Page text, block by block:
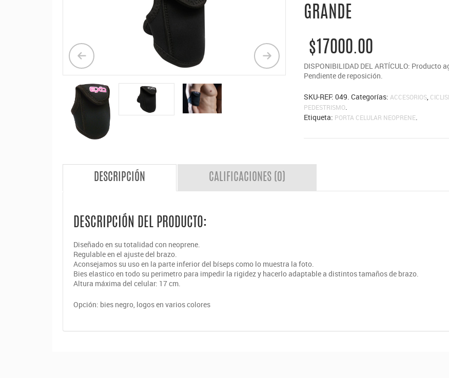
GRANDE
$17000.00
DISPONIBILIDAD DEL ARTÍCULO: Producto
Pendiente de reposición.
SKU-REF: 049. Categorías: ACCESORIOS,
PEDESTRISMO.
Etiqueta: PORTA CELULAR NEOPRENE.
DESCRIPCIÓN CALIFICACIONES (0)
DESCRIPCIÓN DEL PRODUCTO:
Diseñado en su totalidad con neoprene.
Regulable en el ajuste del brazo.
Aconsejamos su uso en la parte inferior del bíseps como lo muestra la foto.
Bies elastico en todo su perimetro para impedir la rigidez y hacerlo adaptable a distintos tamaños de brazo.
Altura máxima del celular: 17 cm.
Opción: bies negro, logos en varios colores